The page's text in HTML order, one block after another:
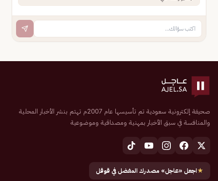
صحيفة إلكترونية سعودية تم تأسيسها عام 2007م تهتم بنشر الأخبار المحلية
والمنافسة في سبق الأخبار بمهنية ومصداقية وموضوعية
★اجعل «عاجل» مصدرك المفضل في قوقل